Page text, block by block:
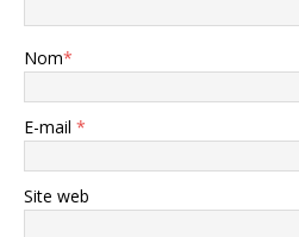
Nom*
E-mail *
Site web